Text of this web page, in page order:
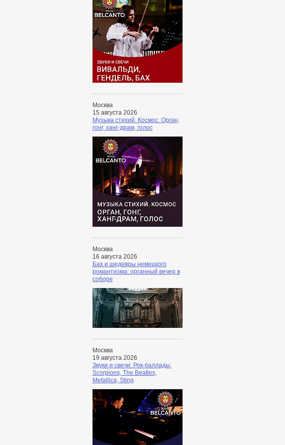
Москва
15 августа 2026
Музыка стихий. Космос. Орган,
гонг, ханг-драм, голос
Москва
16 августа 2026
Бах и шедевры немецкого
романтизма: органный вечер в
соборе
Москва
19 августа 2026
Звуки и свечи: Рок-баллады.
Scorpions, The Beatles,
Metallica, Sting